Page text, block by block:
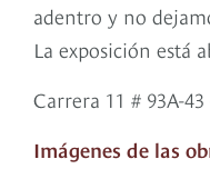
adentro y no
La exposición está
Carrera 11 # 93A-
Imágenes de las